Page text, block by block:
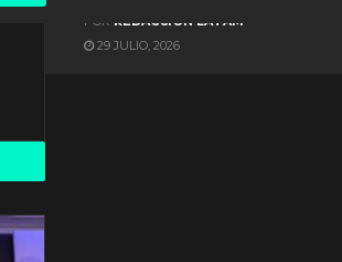
POR REDACCIÓN LATAM
29 JULIO, 2026